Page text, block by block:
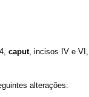
caput, incisos IV e VI,
alterações: